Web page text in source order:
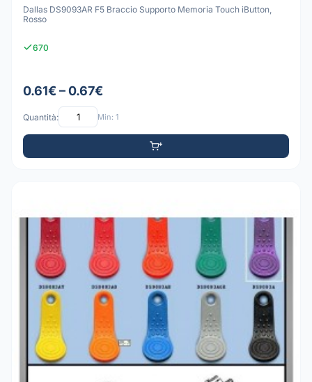
Dallas DS9093AR F5 Braccio Supporto Memoria Touch iButton,
Rosso
670
0.61€ – 0.67€
Quantità: Min: 1